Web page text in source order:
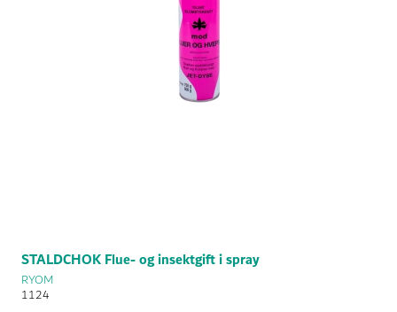
STALDCHOK Flue- og insektgift i spray
RYOM
1124